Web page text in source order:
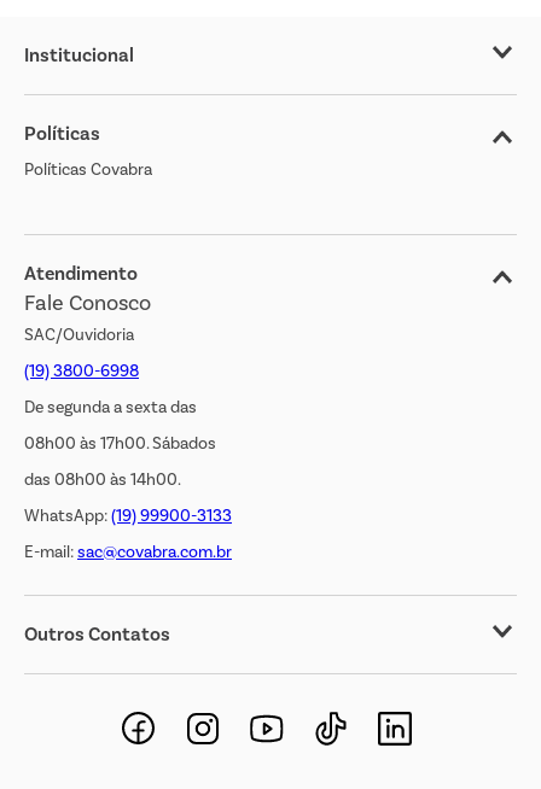
Institucional
Sobre o Covabra
Nossas Lojas
Cliente Bem Estar
Jornal de Ofertas
Transparência Salarial
Políticas
Políticas Covabra
Atendimento
Fale Conosco
SAC/Ouvidoria
(19) 3800-6998
De segunda a sexta das
08h00 às 17h00. Sábados
das 08h00 às 14h00.
WhatsApp:(19) 99900-3133
E-mail:sac@covabra.com.br
Outros Contatos
Negócios Imobiliários
Novos Fornecedores